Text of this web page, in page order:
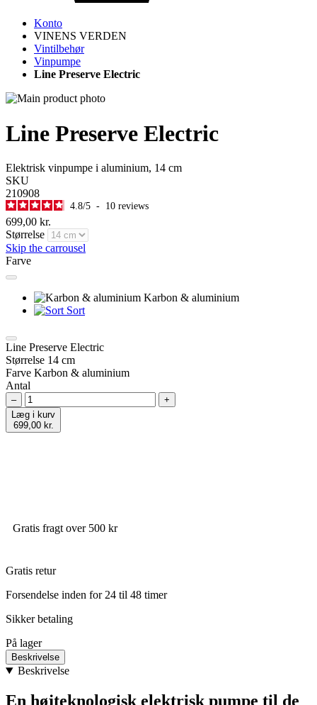
Konto
VINENS VERDEN
Vintilbehør
Vinpumpe
Line Preserve Electric
Line Preserve Electric
Elektrisk vinpumpe i aluminium, 14 cm
SKU
210908
4.8/5 - 10 reviews
699,00 kr.
Størrelse
Skip the carrousel
Farve
Karbon & aluminium
Sort
Line Preserve Electric
Størrelse 14 cm
Farve Karbon & aluminium
Antal
–
+
Læg i kurv
699,00 kr.
Gratis fragt over 500 kr
Gratis retur
Forsendelse inden for 24 til 48 timer
Sikker betaling
På lager
Beskrivelse
Beskrivelse
En højteknologisk elektrisk pumpe til de